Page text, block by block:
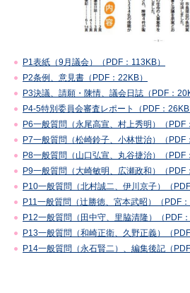
P1表紙（9月議会）（PDF：113KB）
P2条例、意見書（PDF：22KB）
P3決議、請願・陳情、議会日誌（PDF：
P4-5特別委員会審査レポート（PDF：26KB
P6一般質問（永尾高宣、村上秀明）（PDF
P7一般質問（松崎鈴子、小林世治）（PDF
P8一般質問（山口弘宣、丸谷捷治）（PDF
P9一般質問（大崎敏明、広瀬政和）（PDF
P10一般質問（北村誠二、伊川京子）（PDF
P11一般質問（辻勝徳、宮本武昭）（PDF：
P12一般質問（田中守、里脇清隆）（PDF：
P13一般質問（和崎正衛、久野正義）（PDF
P14一般質問（永石賢二）、編集後記（PDF